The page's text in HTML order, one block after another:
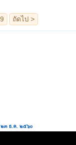
๒๓ ธ.ค. ๒๕๖๐